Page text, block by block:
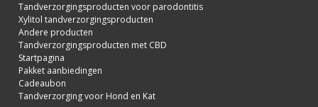
Tandverzorgingsproducten voor parodontitis
Xylitol tandverzorgingsproducten
Andere producten
Tandverzorgingsproducten met CBD
Startpagina
Pakket aanbiedingen
Cadeaubon
Tandverzorging voor Hond en Kat